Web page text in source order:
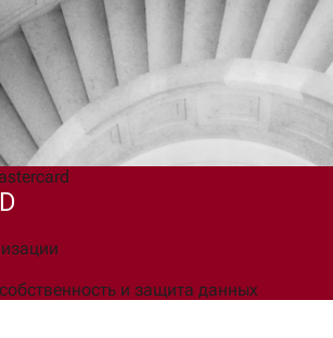
и защита данных
моих персональных данных для
и обратной связи в соответствии с
персональных данных .
порядком их реализации и
согласия.